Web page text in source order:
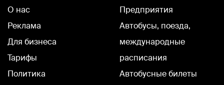
О нас
Реклама
Для бизнеса
Тарифы
Политика
Предприятия
Автобусы, поезда,
международные
расписания
Автобусные билеты